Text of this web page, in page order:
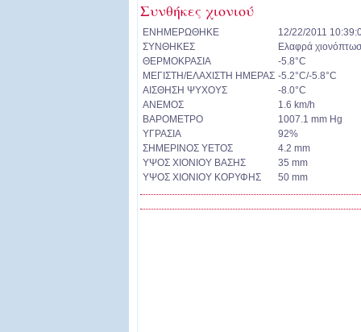
Συνθήκες χιονιού
ΕΝΗΜΕΡΩΘΗΚΕ
12/22/2011
ΣΥΝΘΗΚΕΣ
Ελαφρά
ΘΕΡΜΟΚΡΑΣΙΑ
-5.8°C
ΜΕΓΙΣΤΗ/ΕΛΑΧΙΣΤΗ ΗΜΕΡΑΣ -5.2°C/-5.8°C
ΑΙΣΘΗΣΗ ΨΥΧΟΥΣ
-8.0°C
ΑΝΕΜΟΣ
1.6 km/h
ΒΑΡΟΜΕΤΡΟ
1007.1 mm Hg
ΥΓΡΑΣΙΑ
92%
ΣΗΜΕΡΙΝΟΣ ΥΕΤΟΣ
4.2 mm
ΥΨΟΣ ΧΙΟΝΙΟΥ ΒΑΣΗΣ
35 mm
ΥΨΟΣ ΧΙΟΝΙΟΥ ΚΟΡΥΦΗΣ
50 mm